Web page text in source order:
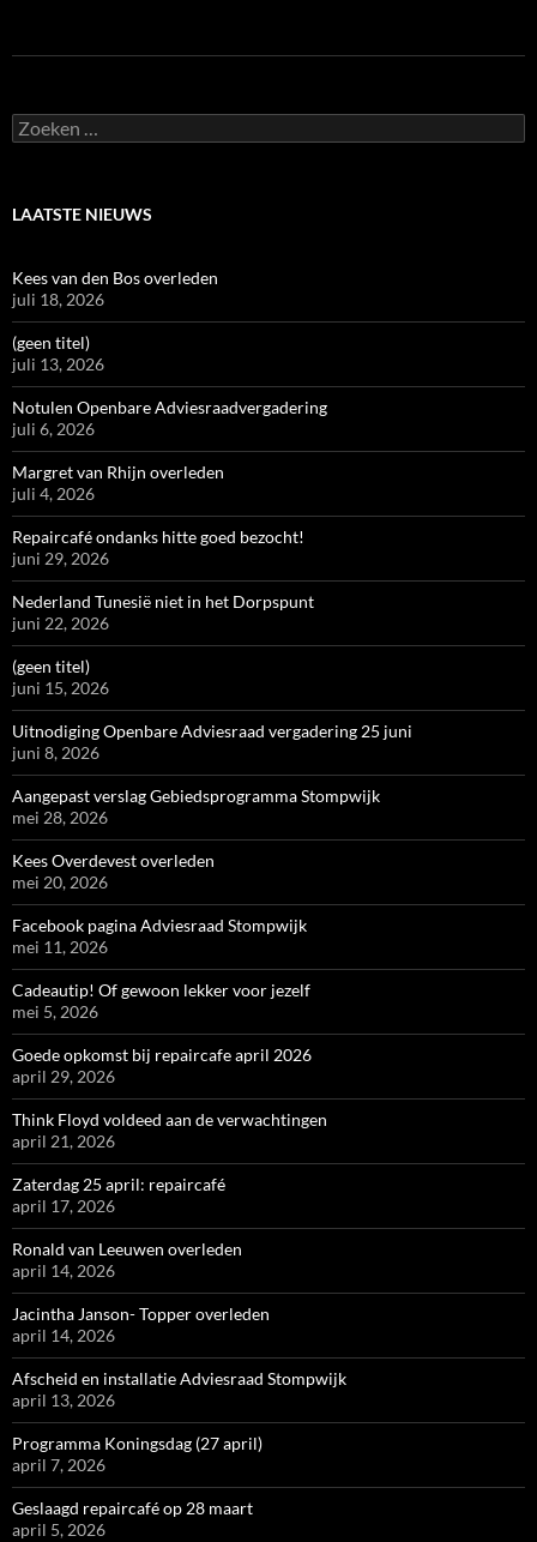
Zoeken
naar:
LAATSTE NIEUWS
Kees van den Bos overleden
juli 18, 2026
(geen titel)
juli 13, 2026
Notulen Openbare Adviesraadvergadering
juli 6, 2026
Margret van Rhijn overleden
juli 4, 2026
Repaircafé ondanks hitte goed bezocht!
juni 29, 2026
Nederland Tunesië niet in het Dorpspunt
juni 22, 2026
(geen titel)
juni 15, 2026
Uitnodiging Openbare Adviesraad vergadering 25 juni
juni 8, 2026
Aangepast verslag Gebiedsprogramma Stompwijk
mei 28, 2026
Kees Overdevest overleden
mei 20, 2026
Facebook pagina Adviesraad Stompwijk
mei 11, 2026
Cadeautip! Of gewoon lekker voor jezelf
mei 5, 2026
Goede opkomst bij repaircafe april 2026
april 29, 2026
Think Floyd voldeed aan de verwachtingen
april 21, 2026
Zaterdag 25 april: repaircafé
april 17, 2026
Ronald van Leeuwen overleden
april 14, 2026
Jacintha Janson- Topper overleden
april 14, 2026
Afscheid en installatie Adviesraad Stompwijk
april 13, 2026
Programma Koningsdag (27 april)
april 7, 2026
Geslaagd repaircafé op 28 maart
april 5, 2026